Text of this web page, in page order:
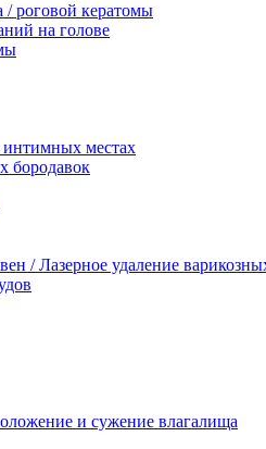
/ роговой кератомы
на голове
местах
бородавок
/ Лазерное удаление
и сужение влагалища